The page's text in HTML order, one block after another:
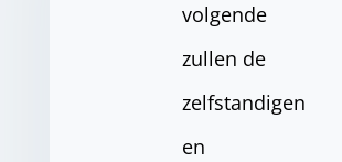
volgende
zullen de
zelfstandigen
en